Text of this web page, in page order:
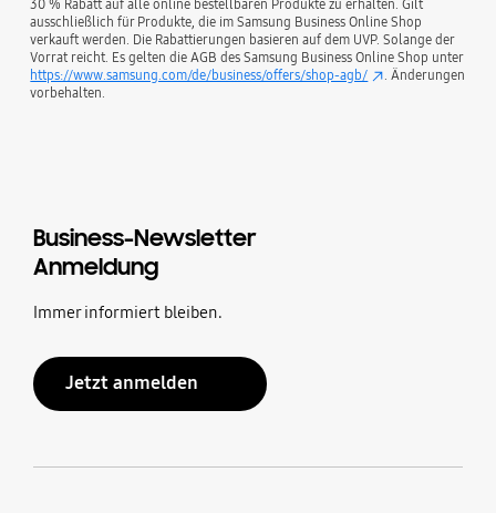
30 % Rabatt auf alle online bestellbaren Produkte zu erhalten. Gilt
ausschließlich für Produkte, die im Samsung Business Online Shop
verkauft werden. Die Rabattierungen basieren auf dem UVP. Solange der
Vorrat reicht. Es gelten die AGB des Samsung Business Online Shop unter
https://www.samsung.com/de/business/offers/shop-agb/
. Änderungen
vorbehalten.
Business-Newsletter
Anmeldung
Immer informiert bleiben.
Jetzt anmelden